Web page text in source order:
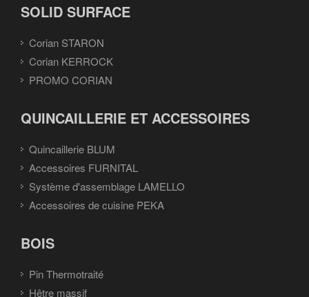
SOLID SURFACE
Corian STARON
Corian KERROCK
PROMO CORIAN
QUINCAILLERIE ET ACCESSOIRES
Quincaillerie BLUM
Accessoires FURNITAL
Système d'assemblage LAMELLO
Accessoires de cuisine PEKA
BOIS
Pin Thermotraité
Hêtre massif